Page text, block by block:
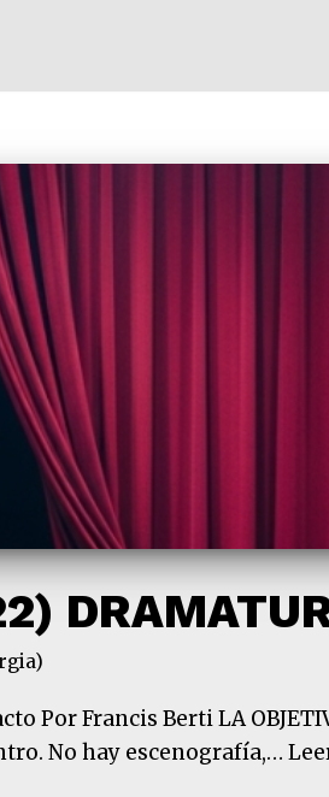
Por Francis Berti LA
No hay escenografía,…